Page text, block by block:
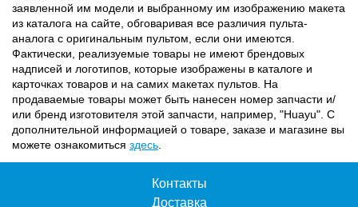
заявленной им модели и выбранному им изображению макета
из каталога на сайте, обговаривая все различия пульта-
аналога с оригинальным пультом, если они имеются.
Фактически, реализуемые товары не имеют брендовых
надписей и логотипов, которые изображены в каталоге и
карточках товаров и на самих макетах пультов. На
продаваемые товары может быть нанесен номер запчасти и/
или бренд изготовителя этой запчасти, например, "Huayu". С
дополнительной информацией о товаре, заказе и магазине вы
можете ознакомиться здесь
Контакты
Доставка